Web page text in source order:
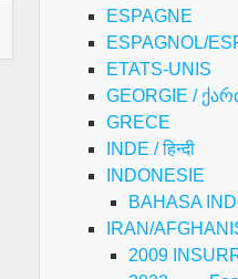
ESPAGNE
ESPAGNOL/
ETATS-UNIS
GEORGIE /
GRECE
INDE / हिन्दी
INDONESIE
BAHASA
IRAN/
2009